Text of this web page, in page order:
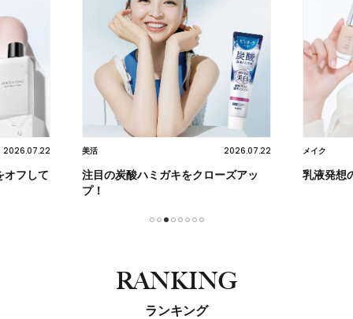
2026.07.22
オフして
美活 2026.07.22
注目の炭酸ハミガキをクローズアッ
プ！
メイク
乳液発想
RANKING
ランキング